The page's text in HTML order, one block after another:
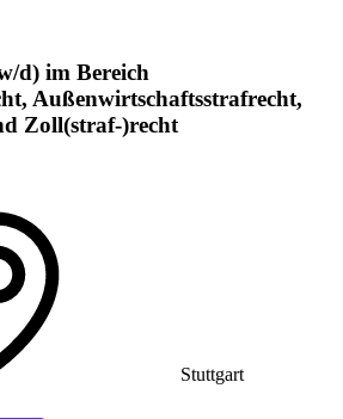
d) im Bereich
Außenwirtschaftsstrafrecht,
Zoll(straf-)recht
Stuttgart